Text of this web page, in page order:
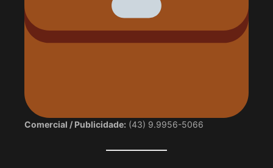
Comercial / Publicidade: (43) 9.9956-5066